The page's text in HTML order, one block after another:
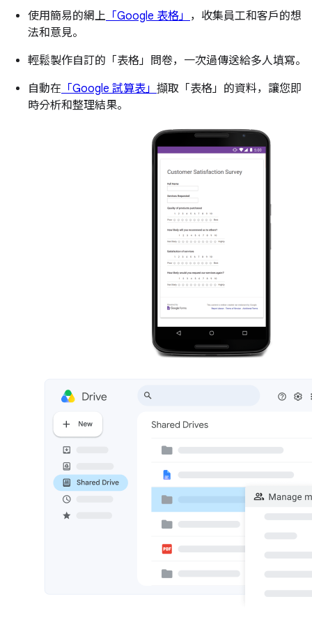
使用簡易的網上 「Google 表格」 ，收集員工和客戶的想
法和意見。
輕鬆製作自訂的「表格」問卷，一次過傳送給多人填寫。
自動在 「Google 試算表」 擷取「表格」的資料，讓您即
時分析和整理結果。